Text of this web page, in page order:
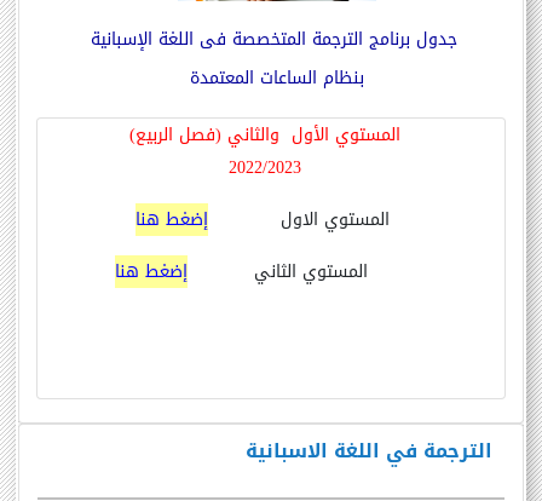
الترجمة في اللغة الاسبانية
جدول برنامج الترجمة المتخصصة فى اللغة الإسبانية
بنظام الساعات المعتمدة
المستوي الأول والثاني (فصل الربيع)
2022/2023
المستوي الاول
إضغط هنا
المستوي الثاني
إضغط هنا